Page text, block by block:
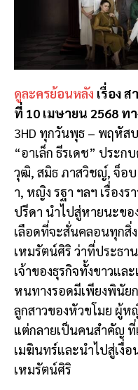
ดูละครย้อนหลัง เรื่อง
ที่ 10 เมษายน 2568 ทา
3HD ทุกวันพุธ – พฤหัส
“อาเล็ก ธีรเดช” ประ
วุฒิ, สมิธ ภาสวิชญ์, จ็อบ
า, หญิง รฐา ฯลฯ เรื่องร
ปรีดา นำไปสู่หายนะขอ
เลือดที่จะสั่นคลอนทุกสิ่
เหมรัตน์ศิริ ว่าที่ประธ
เจ้าของธุรกิจทั้งขาวแ
หนทางรอดมีเพียงพินั
ลูกสาวของหัวขโมย ผู้ห
แต่กลายเป็นคนสำคัญ ที่
เมฆินทร์และนำไปสู่เงื่อ
เหมรัตน์ศิริ